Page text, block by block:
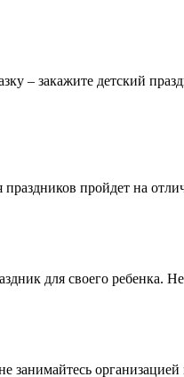
– закажите детский
праздников пройдет на
для своего ребенка.
занимайтесь